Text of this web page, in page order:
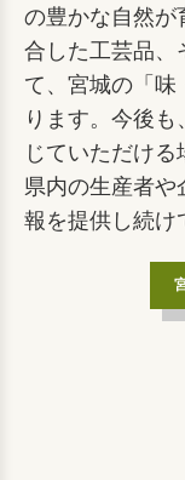
の豊かな自然が
合した工芸品、
て、宮城の「味
ります。今後
じていただけ
県内の生産者や
報を提供し続け